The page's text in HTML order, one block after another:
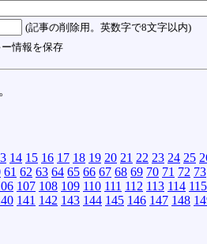
(記事の削除用。英数字で8文字以内)
情報を保存
14 15 16 17 18 19 20 21 22 23 24 25
61 62 63 64 65 66 67 68 69 70 71 72 73
107 108 109 110 111 112 113 114 115
141 142 143 144 145 146 147 148